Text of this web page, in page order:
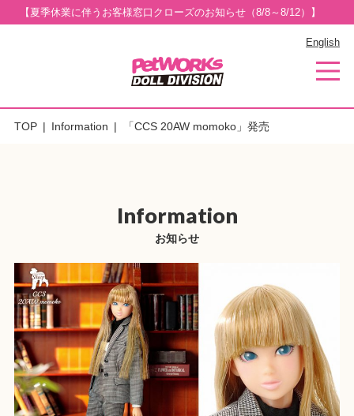
【夏季休業に伴うお客様窓口クローズのお知らせ（8/8～8/12）】
English
TOP Information 「CCS 20AW momoko」発売
Information
お知らせ